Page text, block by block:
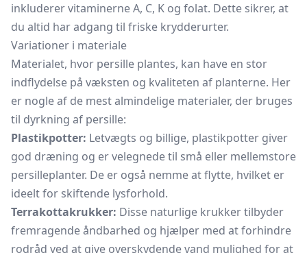
inkluderer vitaminerne A, C, K og folat. Dette sikrer, at
du altid har adgang til friske krydderurter.
Variationer i materiale
Materialet, hvor persille plantes, kan have en stor
indflydelse på væksten og kvaliteten af planterne. Her
er nogle af de mest almindelige materialer, der bruges
til dyrkning af persille:
Plastikpotter: Letvægts og billige, plastikpotter giver
god dræning og er velegnede til små eller mellemstore
persilleplanter. De er også nemme at flytte, hvilket er
ideelt for skiftende lysforhold.
Terrakottakrukker: Disse naturlige krukker tilbyder
fremragende åndbarhed og hjælper med at forhindre
rodråd ved at give overskydende vand mulighed for at